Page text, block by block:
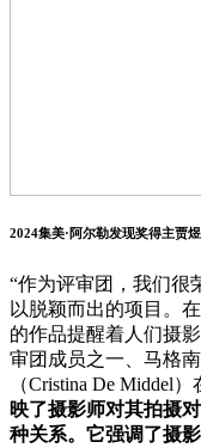
2024集美·阿尔勒发现奖得主贾煜
“作为评审团，我们很
以脱颖而出的项目。
的作品提醒着人们摄
审团成员之一、马格
（Cristina De Middel
映了摄影师对其拍摄
种关系。它强调了摄